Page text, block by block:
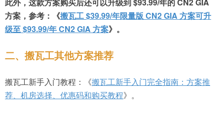
方案，参考：《搬瓦工 $39.99/年限量版 CN2 GIA 方案可升
级至 $93.99/年 CN2 GIA 方案》。
二、搬瓦工其他方案推荐
搬瓦工新手入门教程：《搬瓦工新手入门完全指南：方案推
荐、机房选择、优惠码和购买教程》。